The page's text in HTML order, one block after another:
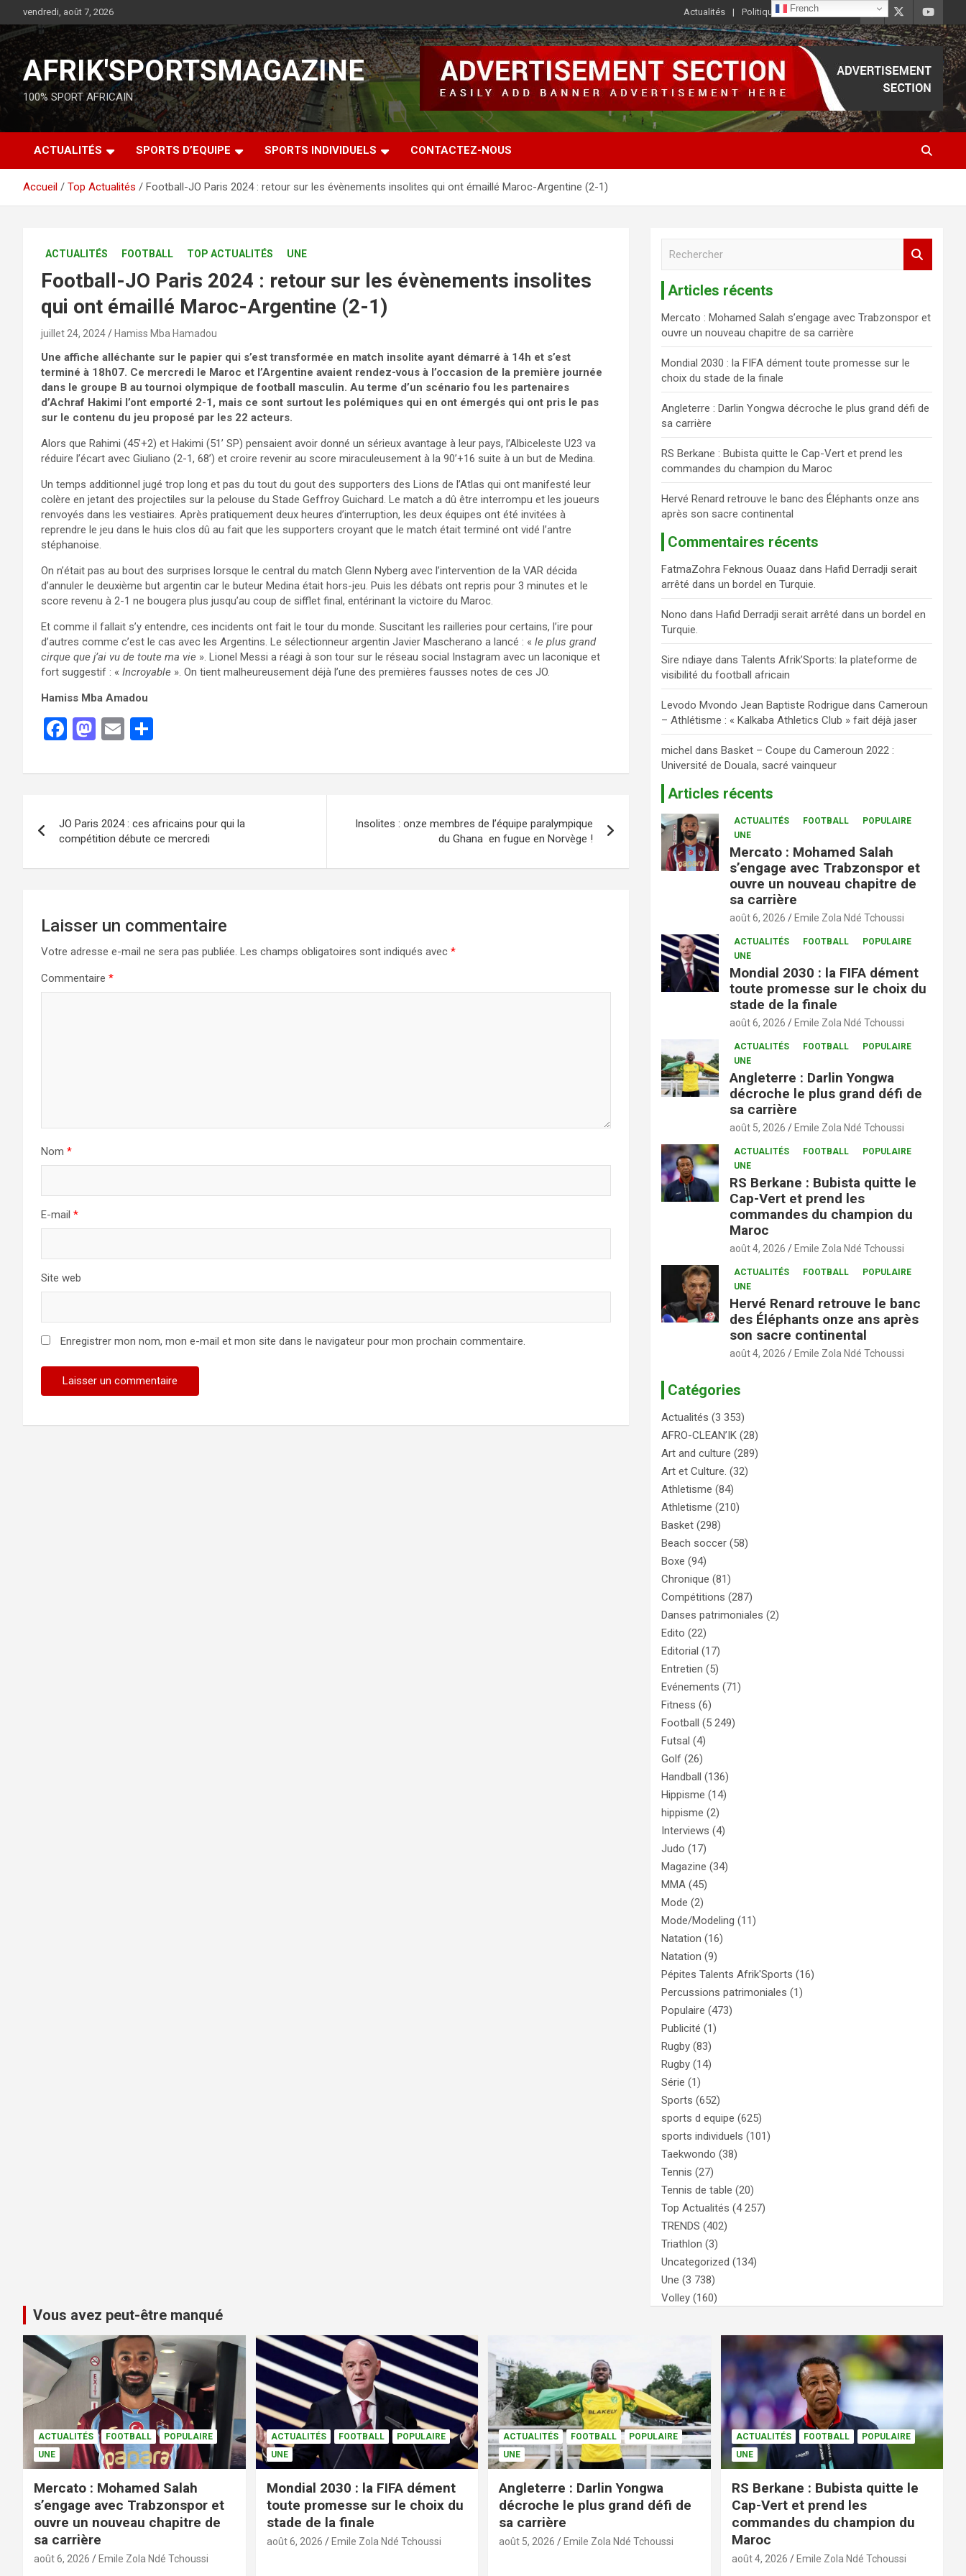
vendredi, août 7, 2026 Actualités Politique de Confidentialité
AFRIK'SPORTSMAGAZINE
100% SPORT AFRICAIN
ACTUALITÉS SPORTS D’EQUIPE SPORTS INDIVIDUELS CONTACTEZ-NOUS
Accueil Top Actualités Football-JO Paris 2024 : retour sur les évènements insolites qui ont émaillé Maroc-Argentine (2-1)
ACTUALITÉS FOOTBALL TOP ACTUALITÉS UNE
Football-JO Paris 2024 : retour sur les évènements insolites
qui ont émaillé Maroc-Argentine (2-1)
juillet 24, 2024 Hamiss Mba Hamadou
Une affiche alléchante sur le papier qui s’est transformée en match insolite ayant démarré à 14h et s’est
terminé à 18h07. Ce mercredi le Maroc et l’Argentine avaient rendez-vous à l’occasion de la première journée
dans le groupe B au tournoi olympique de football masculin. Au terme d’un scénario fou les partenaires
d’Achraf Hakimi l’ont emporté 2-1, mais ce sont surtout les polémiques qui en ont émergés qui ont pris le pas
sur le contenu du jeu proposé par les 22 acteurs.
Alors que Rahimi (45’+2) et Hakimi (51’ SP) pensaient avoir donné un sérieux avantage à leur pays, l’Albiceleste U23 va
réduire l’écart avec Giuliano (2-1, 68’) et croire revenir au score miraculeusement à la 90’+16 suite à un but de Medina.
Un temps additionnel jugé trop long et pas du tout du gout des supporters des Lions de l’Atlas qui ont manifesté leur
colère en jetant des projectiles sur la pelouse du Stade Geffroy Guichard. Le match a dû être interrompu et les joueurs
renvoyés dans les vestiaires. Après pratiquement deux heures d’interruption, les deux équipes ont été invitées à
reprendre le jeu dans le huis clos dû au fait que les supporters croyant que le match était terminé ont vidé l’antre
stéphanoise.
On n’était pas au bout des surprises lorsque le central du match Glenn Nyberg avec l’intervention de la VAR décida
d’annuler le deuxième but argentin car le buteur Medina était hors-jeu. Puis les débats ont repris pour 3 minutes et le
score revenu à 2-1 ne bougera plus jusqu’au coup de sifflet final, entérinant la victoire du Maroc.
Et comme il fallait s’y entendre, ces incidents ont fait le tour du monde. Suscitant les railleries pour certains, l’ire pour
d’autres comme c’est le cas avec les Argentins. Le sélectionneur argentin Javier Mascherano a lancé : « le plus grand
cirque que j’ai vu de toute ma vie ». Lionel Messi a réagi à son tour sur le réseau social Instagram avec un laconique et
fort suggestif : « Incroyable ». On tient malheureusement déjà l’une des premières fausses notes de ces JO.
Hamiss Mba Amadou
F
ce
o
o
k
M
st
d
o
n
E
ail ta
er
JO Paris 2024 : ces africains pour qui la
compétition débute ce mercredi
Insolites : onze membres de l’équipe paralympique
du Ghana en fugue en Norvège !
Laisser un commentaire
Votre adresse e-mail ne sera pas publiée. Les champs obligatoires sont indiqués avec *
Commentaire *
Nom *
E-mail *
Site web
Enregistrer mon nom, mon e-mail et mon site dans le navigateur pour mon prochain commentaire.
r
c
h
e
r
Articles récents
Mercato : Mohamed Salah s’engage avec Trabzonspor et
ouvre un nouveau chapitre de sa carrière
Mondial 2030 : la FIFA dément toute promesse sur le
choix du stade de la finale
Angleterre : Darlin Yongwa décroche le plus grand défi de
sa carrière
RS Berkane : Bubista quitte le Cap-Vert et prend les
commandes du champion du Maroc
Hervé Renard retrouve le banc des Éléphants onze ans
après son sacre continental
Commentaires récents
FatmaZohra Feknous Ouaaz dansHafid Derradji serait
arrêté dans un bordel en Turquie.
Nono dansHafid Derradji serait arrêté dans un bordel en
Turquie.
Sire ndiaye dansTalents Afrik’Sports: la plateforme de
visibilité du football africain
Levodo Mvondo Jean Baptiste Rodrigue dansCameroun
– Athlétisme : « Kalkaba Athletics Club » fait déjà jaser
michel dansBasket – Coupe du Cameroun 2022 :
Université de Douala, sacré vainqueur
Articles récents
ACTUALITÉS FOOTBALL
POPULAIRE
UNE
Mercato : Mohamed Salah
s’engage avec Trabzonspor et
ouvre un nouveau chapitre de
sa carrière
août 6, 2026 Emile Zola Ndé Tchoussi
ACTUALITÉS FOOTBALL
POPULAIRE
UNE
Mondial 2030 : la FIFA dément
toute promesse sur le choix du
stade de la finale
août 6, 2026 Emile Zola Ndé Tchoussi
ACTUALITÉS FOOTBALL
POPULAIRE
UNE
Angleterre : Darlin Yongwa
décroche le plus grand défi de
sa carrière
août 5, 2026 Emile Zola Ndé Tchoussi
ACTUALITÉS FOOTBALL
POPULAIRE
UNE
RS Berkane : Bubista quitte le
Cap-Vert et prend les
commandes du champion du
Maroc
août 4, 2026 Emile Zola Ndé Tchoussi
ACTUALITÉS FOOTBALL
POPULAIRE
UNE
Hervé Renard retrouve le banc
des Éléphants onze ans après
son sacre continental
août 4, 2026 Emile Zola Ndé Tchoussi
Catégories
Actualités (3 353)
AFRO-CLEAN’IK (28)
Art and culture (289)
Art et Culture. (32)
Athletisme (84)
Athletisme (210)
Basket (298)
Beach soccer (58)
Boxe (94)
Chronique (81)
Compétitions (287)
Danses patrimoniales (2)
Edito (22)
Editorial (17)
Entretien (5)
Evénements (71)
Fitness (6)
Football (5 249)
Futsal (4)
Golf (26)
Handball (136)
Hippisme (14)
hippisme (2)
Interviews (4)
Judo (17)
Magazine (34)
MMA (45)
Mode (2)
Mode/Modeling (11)
Natation (16)
Natation (9)
Pépites Talents Afrik'Sports (16)
Percussions patrimoniales (1)
Populaire (473)
Publicité (1)
Rugby (83)
Rugby (14)
Série (1)
Sports (652)
sports d equipe (625)
sports individuels (101)
Taekwondo (38)
Tennis (27)
Tennis de table (20)
Top Actualités (4 257)
TRENDS (402)
Triathlon (3)
Uncategorized (134)
Une (3 738)
Volley (160)
Vous avez peut-être manqué
ACTUALITÉS FOOTBALL
POPULAIRE
UNE
Mercato : Mohamed Salah
s’engage avec Trabzonspor et
ouvre un nouveau chapitre de
sa carrière
août 6, 2026 Emile Zola Ndé Tchoussi
ACTUALITÉS FOOTBALL
POPULAIRE
UNE
Mondial 2030 : la FIFA dément
toute promesse sur le choix du
stade de la finale
août 6, 2026 Emile Zola Ndé Tchoussi
ACTUALITÉS FOOTBALL
POPULAIRE
UNE
Angleterre : Darlin Yongwa
décroche le plus grand défi de
sa carrière
août 5, 2026 Emile Zola Ndé Tchoussi
ACTUALITÉS FOOTBALL
POPULAIRE
UNE
RS Berkane : Bubista quitte le
Cap-Vert et prend les
commandes du champion du
Maroc
août 4, 2026 Emile Zola Ndé Tchoussi
French